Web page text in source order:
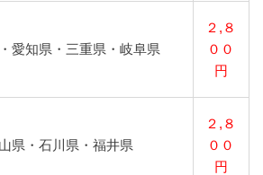
愛知県・三重県・岐阜県
２,８
００
円
県・石川県・福井県
２,８
００
円